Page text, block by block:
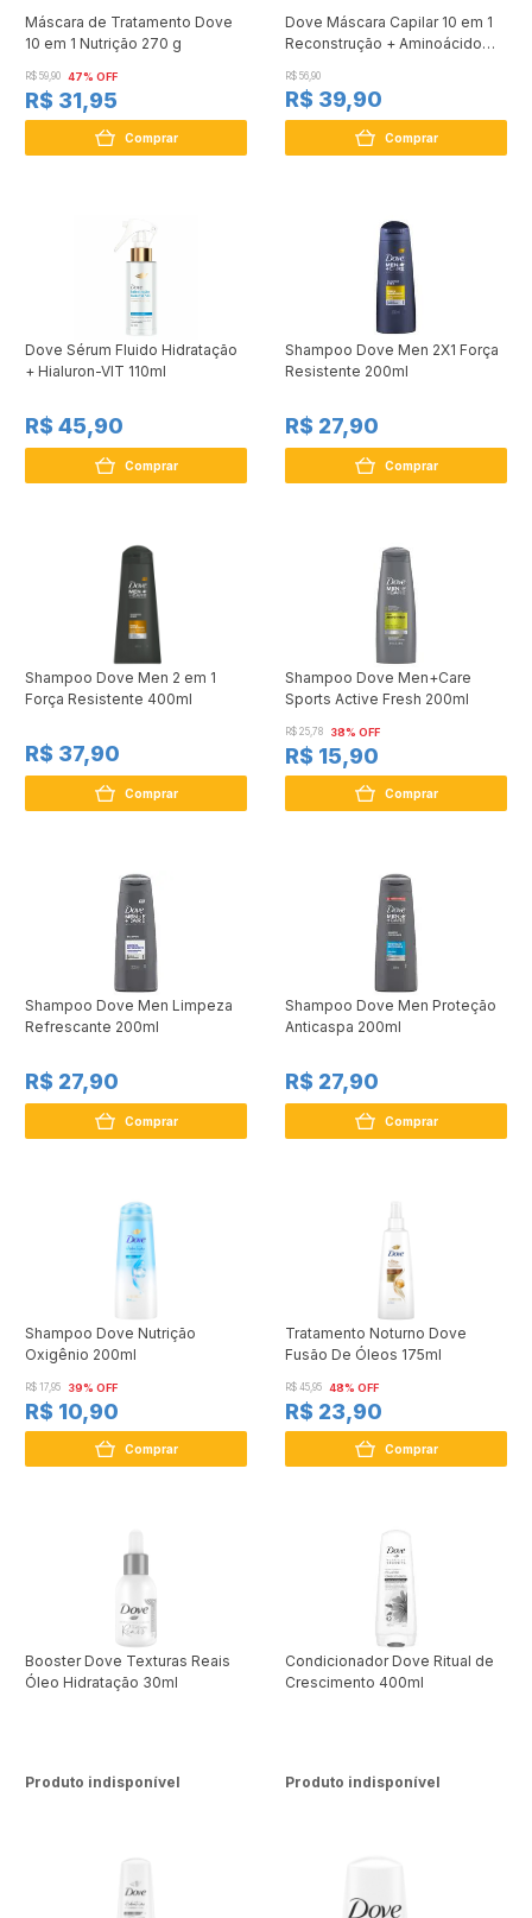
Máscara de Tratamento Dove
10 em 1 Nutrição 270 g
R$ 59,90 47% OFF
R$ 31,95
Comprar
Dove Máscara Capilar 10 em 1
Reconstrução + Aminoácido
R$ 56,90
R$ 39,90
Comprar
Dove Sérum Fluido Hidratação
+ Hialuron-VIT 110ml
R$ 45,90
Comprar
Shampoo Dove Men 2X1 Força
Resistente 200ml
R$ 27,90
Comprar
Shampoo Dove Men 2 em 1
Força Resistente 400ml
R$ 37,90
Comprar
Shampoo Dove Men+Care
Sports Active Fresh 200ml
R$ 25,78 38% OFF
R$ 15,90
Comprar
Shampoo Dove Men Limpeza
Refrescante 200ml
R$ 27,90
Comprar
Shampoo Dove Men Proteção
Anticaspa 200ml
R$ 27,90
Comprar
Shampoo Dove Nutrição
Oxigênio 200ml
R$ 17,95 39% OFF
R$ 10,90
Comprar
Tratamento Noturno Dove
Fusão De Óleos 175ml
R$ 45,95 48% OFF
R$ 23,90
Comprar
Booster Dove Texturas Reais
Óleo Hidratação 30ml
Produto indisponível
Condicionador Dove Ritual de
Crescimento 400ml
Produto indisponível